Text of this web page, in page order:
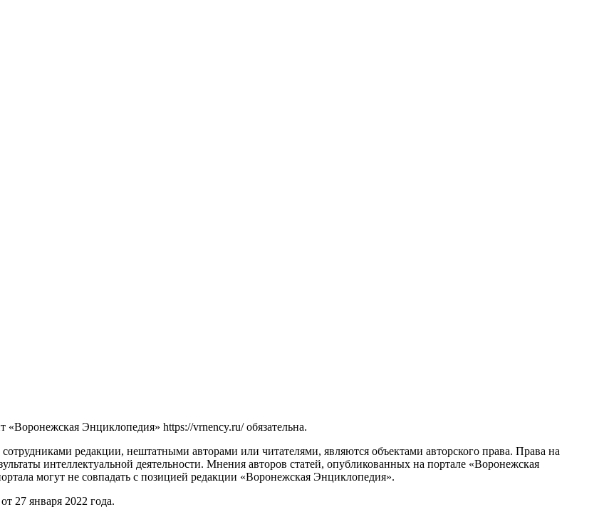
Энциклопедия» https://vrnency.ru/ обязательна.
редакции, нештатными авторами или читателями, являются объектами авторского права. Права на
интеллектуальной деятельности. Мнения авторов статей, опубликованных на портале «Воронежская
могут не совпадать с позицией редакции «Воронежская Энциклопедия».
27 января 2022 года.